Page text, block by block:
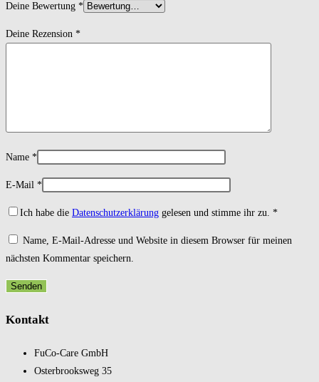
Deine Bewertung *
Deine Rezension *
Name *
E-Mail *
Ich habe die Datenschutzerklärung gelesen und stimme ihr zu. *
Name, E-Mail-Adresse und Website in diesem Browser für meinen
nächsten Kommentar speichern.
Kontakt
FuCo-Care GmbH
Oster­brooks­weg 35